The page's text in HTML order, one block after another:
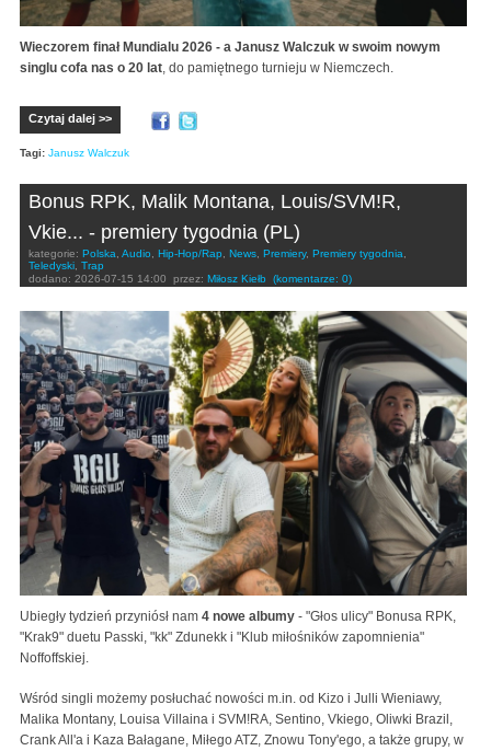
Wieczorem finał Mundialu 2026 - a Janusz Walczuk w swoim nowym
singlu cofa nas o 20 lat, do pamiętnego turnieju w Niemczech.
Czytaj dalej >>
Tagi: Janusz Walczuk
Bonus RPK, Malik Montana, Louis/SVM!R,
Vkie... - premiery tygodnia (PL)
kategorie: Polska Audio Hip-Hop/Rap News Premiery, Premiery tygodnia
Teledyski Trap
dodano: 2026-07-15 14:00 przez: Miłosz Kiełb (komentarze: 0)
Ubiegły tydzień przyniósł nam 4 nowe albumy - "Głos ulicy" Bonusa RPK,
"Krak9" duetu Passki, "kk" Zdunekk i "Klub miłośników zapomnienia"
Noffoffskiej.
Wśród singli możemy posłuchać nowości m.in. od Kizo i Julli Wieniawy,
Malika Montany, Louisa Villaina i SVM!RA, Sentino, Vkiego, Oliwki Brazil,
Crank All'a i Kaza Bałagane, Miłego ATZ, Znowu Tony'ego, a także grupy, w